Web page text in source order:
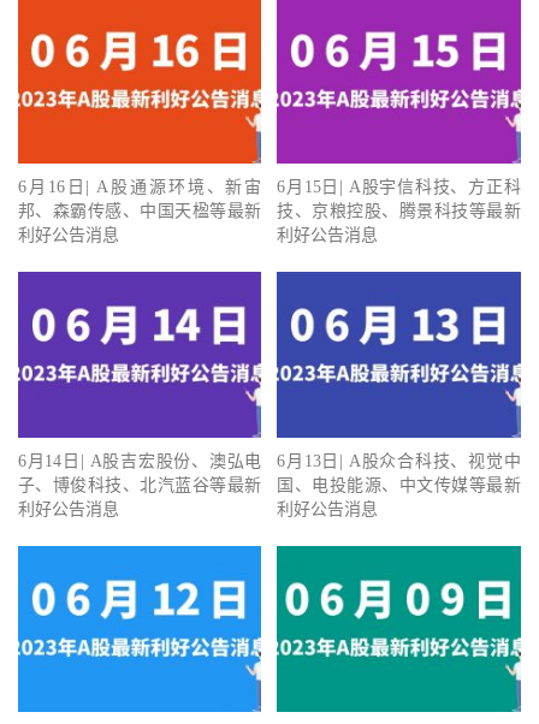
6月16日| A股通源环境、新宙
邦、森霸传感、中国天楹等最新
利好公告消息
6月15日| A股宇信科技、方正科
技、京粮控股、腾景科技等最新
利好公告消息
6月14日| A股吉宏股份、澳弘电
子、博俊科技、北汽蓝谷等最新
利好公告消息
6月13日| A股众合科技、视觉中
国、电投能源、中文传媒等最新
利好公告消息